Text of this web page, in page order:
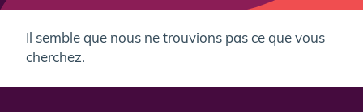
Il semble que nous ne trouvions pas ce que vous
cherchez.